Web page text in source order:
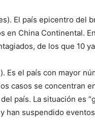
El país epicentro del
en China Continental.
de los que 10
Es el país con mayor
casos se concentran
país. La situación es
han suspendido